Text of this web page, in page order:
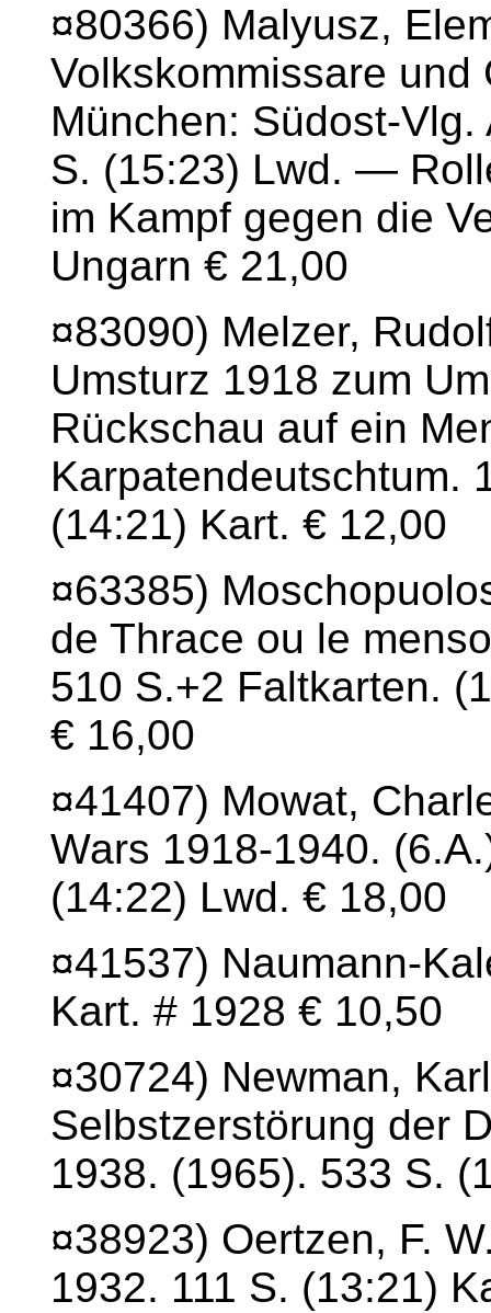
¤80366) Malyusz,
Volkskommissare und
München: Südost-
S. (15:23) Lwd. —
im Kampf gegen die
Ungarn € 21,00
¤83090) Melzer,
Umsturz 1918 zum
Rückschau auf ein
Karpatendeutschtum.
(14:21) Kart. € 12,00
¤63385)
de Thrace ou le
510 S.+2 Faltkarten.
€ 16,00
¤41407) Mowat,
Wars 1918-1940.
(14:22) Lwd. € 18,00
¤41537) Naumann-
Kart. # 1928 € 10,50
¤30724) Newman,
Selbstzerstörung der
1938. (1965). 533 S.
¤38923) Oertzen, F.
1932. 111 S. (13:21)